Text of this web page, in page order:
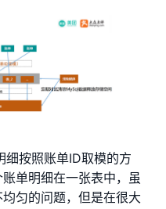
按照账单ID取模的方
单明细在一张表中，虽
匀的问题，但是在很大